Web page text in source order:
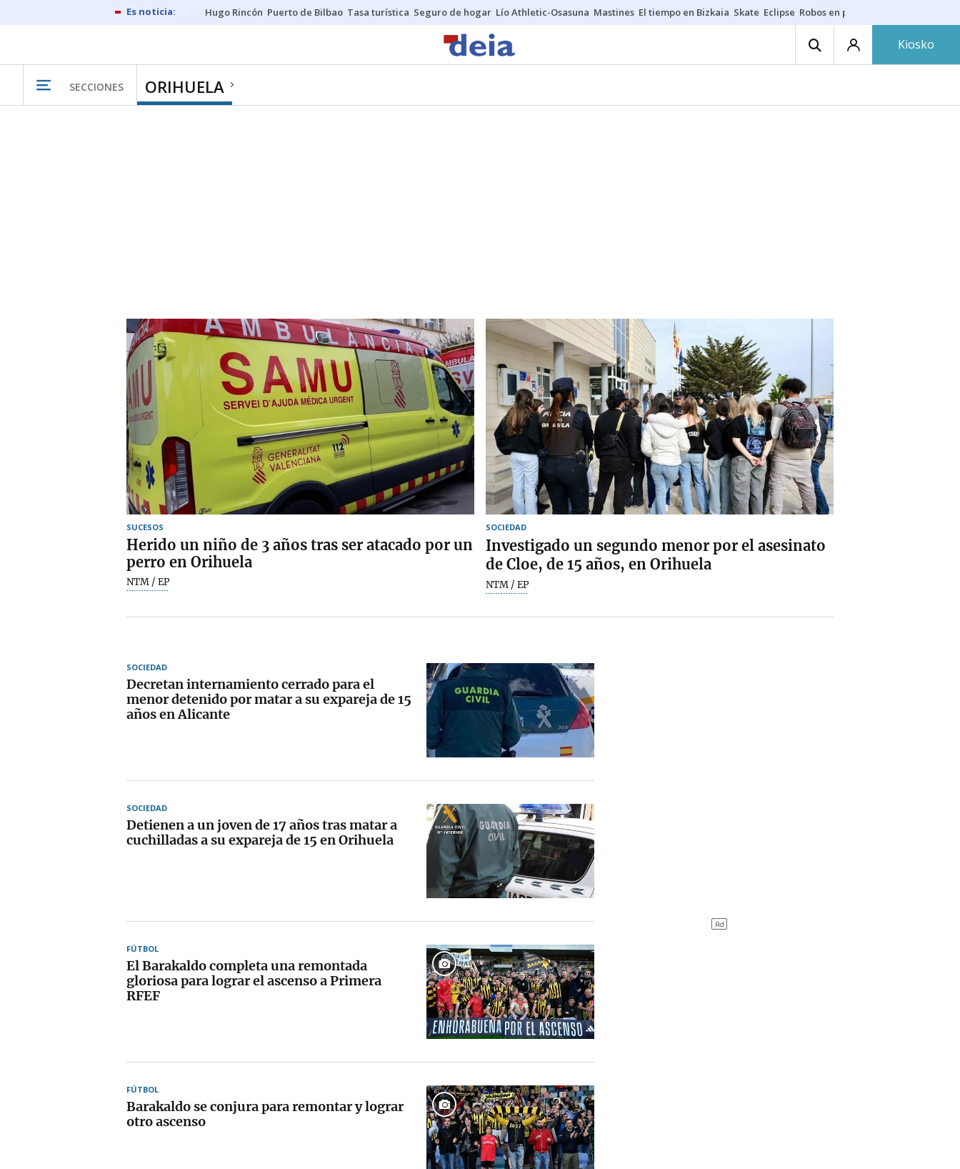
Hugo Rincón Puerto de Bilbao Tasa turística Seguro de hogar Lío Athletic-Osasuna Mastines El tiempo en Bizkaia Skate Eclipse Robos en playas
Kiosko
SECCIONES ORIHUELA
SUCESOS
Herido un niño de 3 años tras ser atacado por un
perro en Orihuela
NTM / EP
SOCIEDAD
Investigado un segundo menor por el asesinato
de Cloe, de 15 años, en Orihuela
NTM / EP
SOCIEDAD
Decretan internamiento cerrado para el
menor detenido por matar a su expareja de 15
años en Alicante
SOCIEDAD
Detienen a un joven de 17 años tras matar a
cuchilladas a su expareja de 15 en Orihuela
FÚTBOL
El Barakaldo completa una remontada
gloriosa para lograr el ascenso a Primera
RFEF
FÚTBOL
Barakaldo se conjura para remontar y lograr
otro ascenso